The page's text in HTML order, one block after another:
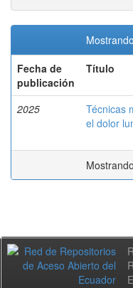
Fecha de
publicación
Título
2025
Técnicas
el dolor